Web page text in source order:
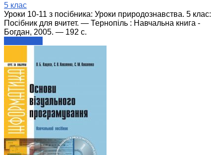
5 клас
Уроки 10-11 з посібника: Уроки природознавства. 5 клас:
Посібник для вчитет. — Тернопіль : Навчальна книга -
Богдан, 2005. — 192 с.